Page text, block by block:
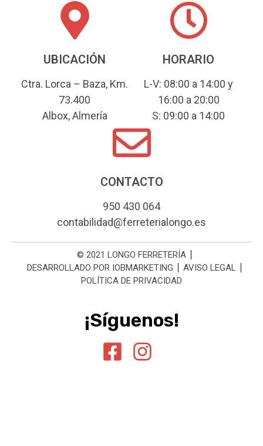
UBICACIÓN
Ctra. Lorca – Baza, Km.
73.400
Albox, Almería
HORARIO
L-V: 08:00 a 14:00 y
16:00 a 20:00
S: 09:00 a 14:00
CONTACTO
950 430 064
contabilidad@ferreterialongo.es
© 2021 LONGO FERRETERÍA
DESARROLLADO POR IOBMARKETING
AVISO LEGAL
POLÍTICA DE PRIVACIDAD
¡Síguenos!